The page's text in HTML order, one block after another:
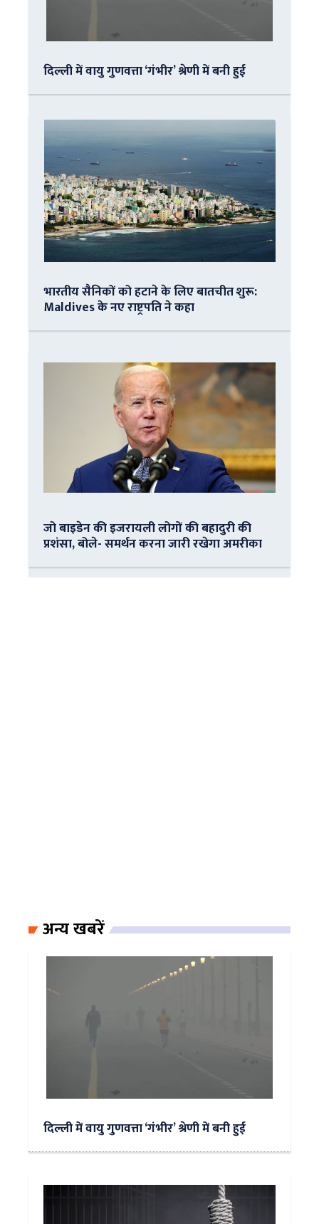
दिल्ली में वायु गुणवत्ता ‘गंभीर’ श्रेणी में बनी हुई
भारतीय सैनिकों को हटाने के लिए बातचीत शुरू:
Maldives के नए राष्ट्रपति ने कहा
जो बाइडेन की इजरायली लोगों की बहादुरी की
प्रशंसा, बोले- समर्थन करना जारी रखेगा अमरीका
अन्य खबरें
दिल्ली में वायु गुणवत्ता ‘गंभीर’ श्रेणी में बनी हुई